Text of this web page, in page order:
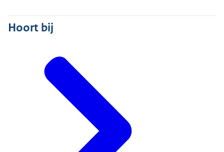
Hoort bij